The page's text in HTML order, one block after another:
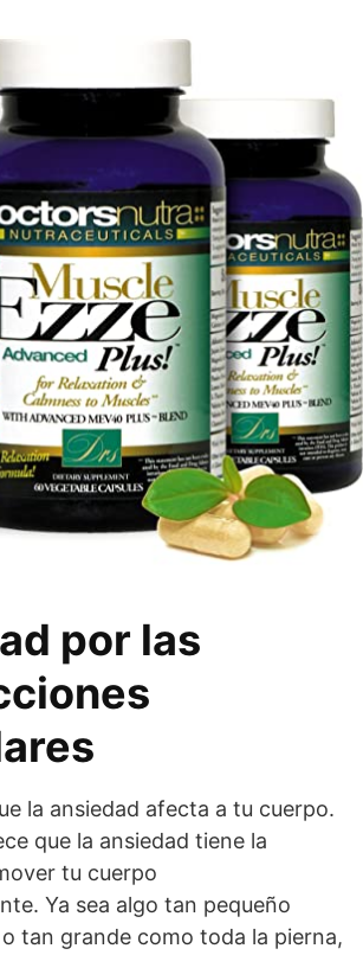
por las
la ansiedad afecta a tu cuerpo.
que la ansiedad tiene la
tu cuerpo
Ya sea algo tan pequeño
tan grande como toda la pierna,